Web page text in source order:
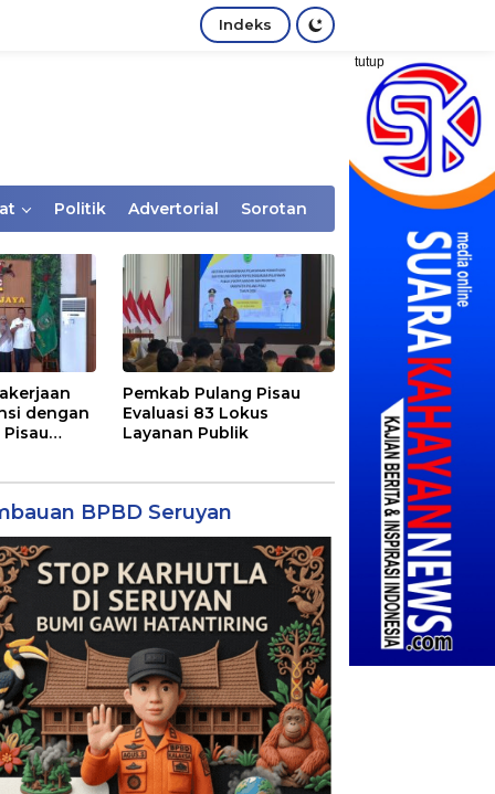
Indeks
tutup
Politik Advertorial Sorotan
dengan
Pemkab Pulang Pisau
Evaluasi 83 Lokus
Layanan Publik
BPBD Seruyan